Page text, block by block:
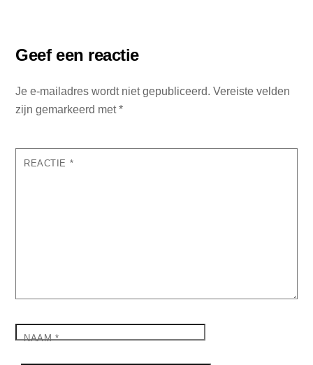
Geef een reactie
Je e-mailadres wordt niet gepubliceerd. Vereiste velden
zijn gemarkeerd met*
REACTIE *
NAAM*